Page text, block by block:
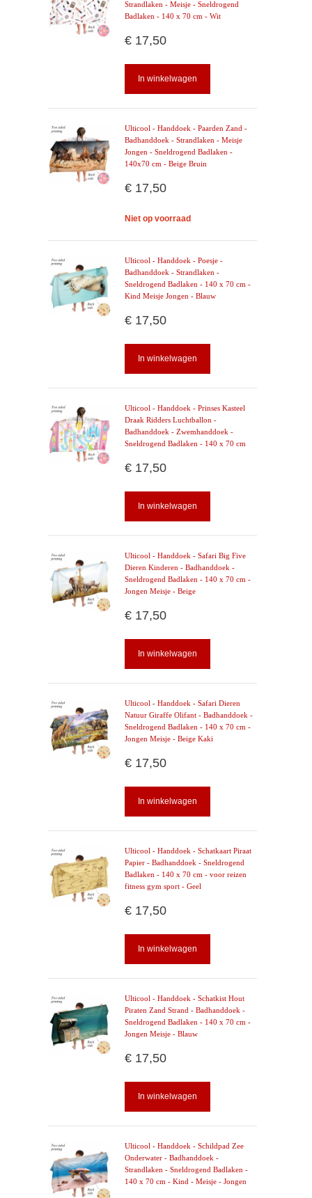
Strandlaken - Meisje - Sneldrogend
Badlaken - 140 x 70 cm - Wit
€ 17,50
In winkelwagen
Ulticool - Handdoek - Paarden Zand -
Badhanddoek - Strandlaken - Meisje
Jongen - Sneldrogend Badlaken -
140x70 cm - Beige Bruin
€ 17,50
Niet op voorraad
Ulticool - Handdoek - Poesje -
Badhanddoek - Strandlaken -
Sneldrogend Badlaken - 140 x 70 cm -
Kind Meisje Jongen - Blauw
€ 17,50
In winkelwagen
Ulticool - Handdoek - Prinses Kasteel
Draak Ridders Luchtballon -
Badhanddoek - Zwemhanddoek -
Sneldrogend Badlaken - 140 x 70 cm
€ 17,50
In winkelwagen
Ulticool - Handdoek - Safari Big Five
Dieren Kinderen - Badhanddoek -
Sneldrogend Badlaken - 140 x 70 cm -
Jongen Meisje - Beige
€ 17,50
In winkelwagen
Ulticool - Handdoek - Safari Dieren
Natuur Giraffe Olifant - Badhanddoek -
Sneldrogend Badlaken - 140 x 70 cm -
Jongen Meisje - Beige Kaki
€ 17,50
In winkelwagen
Ulticool - Handdoek - Schatkaart Piraat
Papier - Badhanddoek - Sneldrogend
Badlaken - 140 x 70 cm - voor reizen
fitness gym sport - Geel
€ 17,50
In winkelwagen
Ulticool - Handdoek - Schatkist Hout
Piraten Zand Strand - Badhanddoek -
Sneldrogend Badlaken - 140 x 70 cm -
Jongen Meisje - Blauw
€ 17,50
In winkelwagen
Ulticool - Handdoek - Schildpad Zee
Onderwater - Badhanddoek -
Strandlaken - Sneldrogend Badlaken -
140 x 70 cm - Kind - Meisje - Jongen